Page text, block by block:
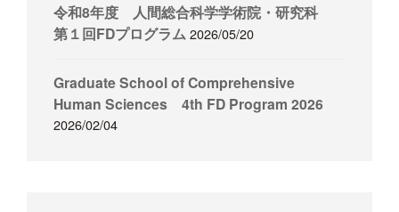
令和8年度 人間総合科学学術院・研究科
第１回FDプログラム2026/05/20
Graduate School of Comprehensive
Human Sciences 4th FD Program 2026
2026/02/04